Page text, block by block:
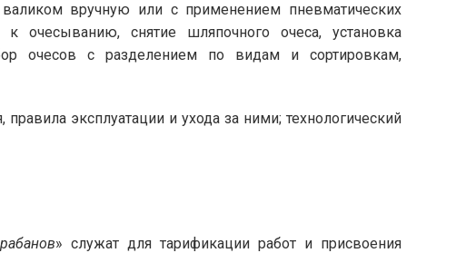
вручную или с применением пневматических
очесыванию, снятие шляпочного очеса, установка
очесов с разделением по видам и сортировкам,
эксплуатации и ухода за ними; технологический
» служат для тарификации работ и присвоения